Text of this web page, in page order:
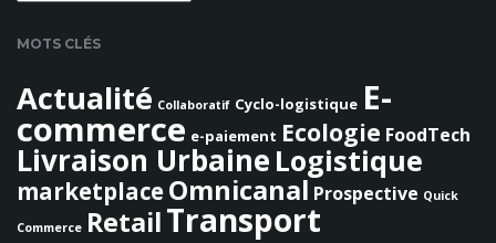
r
e
MOTS CLÉS
Actualité Collaboratif Cyclo-logistique E-
commerce e-paiement Ecologie FoodTech
Livraison Urbaine Logistique
marketplaceOmnicanal Prospective Quick
Commerce RetailTransport